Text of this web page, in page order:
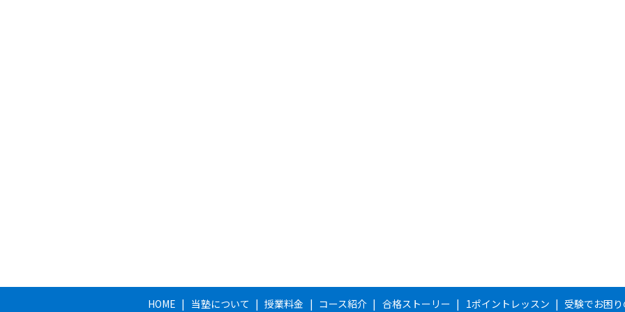
HOME 当塾について 授業料金 コース紹介 合格ストーリー 1ポイントレッスン 受験でお困